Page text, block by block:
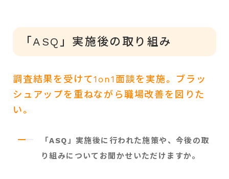
「ASQ」実施後の取り組み
調査結果を受けて1on1面談を実施。ブラッ
シュアップを重ねながら職場改善を図りた
い。
「ASQ」実施後に行われた施策や、今後の取
り組みについてお聞かせいただけますか。